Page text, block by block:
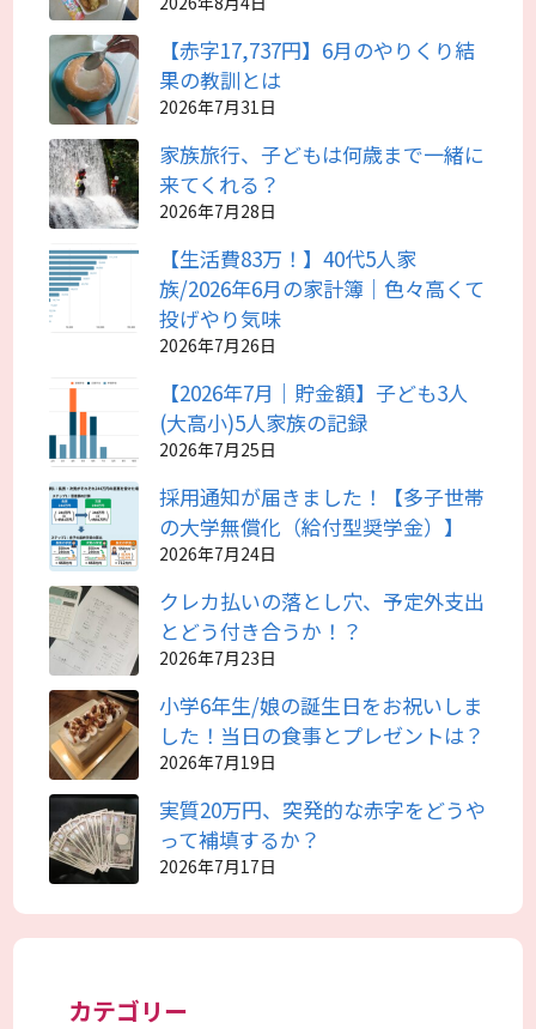
【赤字17,737円】6月のやりくり結
果の教訓とは
2026年7月31日
家族旅行、子どもは何歳まで一緒に
来てくれる？
2026年7月28日
【生活費83万！】40代5人家
族/2026年6月の家計簿｜色々高くて
投げやり気味
2026年7月26日
【2026年7月｜貯金額】子ども3人
(大高小)5人家族の記録
2026年7月25日
採用通知が届きました！【多子世帯
の大学無償化（給付型奨学金）】
2026年7月24日
クレカ払いの落とし穴、予定外支出
とどう付き合うか！？
2026年7月23日
小学6年生/娘の誕生日をお祝いしま
した！当日の食事とプレゼントは？
2026年7月19日
実質20万円、突発的な赤字をどうや
って補填するか？
2026年7月17日
カテゴリー